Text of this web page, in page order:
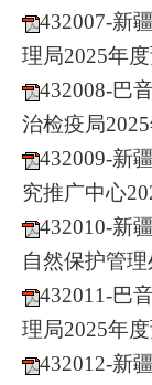
432007-新
理局2025年
432008-巴
治检疫局
432009-新
究推广中心
432010-新
自然保护管
432011-巴
理局2025年
432012-新